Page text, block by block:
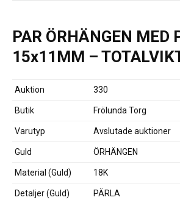
PAR ÖRHÄNGEN MED
15x11MM –
Auktion 330
Butik Frölunda Torg
Varutyp Avslutade auktioner
Guld ÖRHÄNGEN
Material (Guld) 18K
Detaljer (Guld) PÄRLA